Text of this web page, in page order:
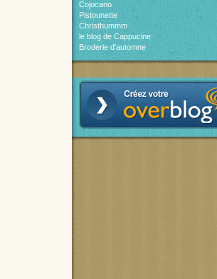
Cojocano
Pistounette
Christhummm
le blog de Cappucine
Broderie d'automne